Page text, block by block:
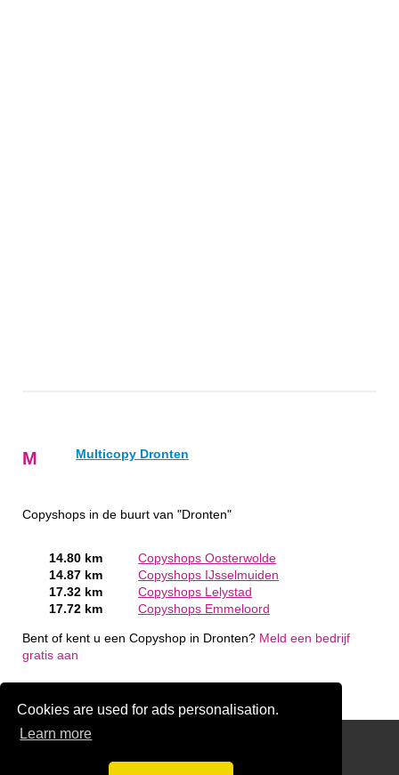
Cookies are used for ads personalisation.
Learn more
M Multicopy Dronten
Copyshops in de buurt van "Dronten"
14.80 km
Copyshops Oosterwolde
14.87 km
Copyshops IJsselmuiden
17.32 km
Copyshops Lelystad
17.72 km
Copyshops Emmeloord
Bent of kent u een Copyshop in Dronten? Meld een bedrijf
gratis aan
Scriptie laten drukken